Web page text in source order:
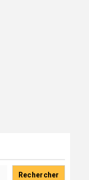
Rechercher